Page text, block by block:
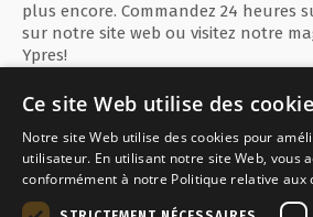
plus encore. Commandez 24 heures
sur notre site web ou visitez notre
Ypres!
Paiement sécurisé avec
Ce site Web utilise des
Notre site Web utilise des cookies pour
utilisateur. En utilisant notre site Web, vous
conformément à notre Politique relative aux